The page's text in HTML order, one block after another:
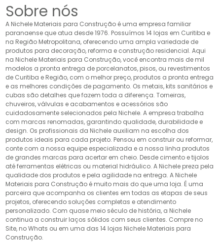
Sobre nós
A Nichele Materiais para Construção é uma empresa familiar
paranaense que atua desde 1976. Possuímos 14 lojas em Curitiba e
na Região Metropolitana, oferecendo uma ampla variedade de
produtos para decoração, reforma e construção residencial. Aqui
na Nichele Materiais para Construção, você encontra mais de mil
modelos a pronta entrega de porcelanatos, pisos, ou revestimentos
de Curitiba e Região, com o melhor preço, produtos a pronta entrega
e as melhores condições de pagamento. Os metais, kits sanitários e
cubas são detalhes que fazem toda a diferença. Torneiras,
chuveiros, válvulas e acabamentos e acessórios são
cuidadosamente selecionados pela Nichele. A empresa trabalha
com marcas renomadas, garantindo qualidade, durabilidade e
design. Os profissionais da Nichele auxiliam na escolha dos
produtos ideais para cada projeto. Pensou em construir ou reformar,
conte com a nossa equipe especializada e a nossa linha produtos
de grandes marcas para acertar em cheio. Desde cimento e tijolos
até ferramentas elétricas ou material hidráulico. A Nichele preza pela
qualidade dos produtos e pela agilidade na entrega. A Nichele
Materiais para Construção é muito mais do que uma loja. É uma
parceira que acompanha os clientes em todas as etapas de seus
projetos, oferecendo soluções completas e atendimento
personalizado. Com quase meio século de história, a Nichele
continua a construir laços sólidos com seus clientes. Compre no
Site, no Whats ou em uma das 14 lojas Nichele Materiais para
Construção.